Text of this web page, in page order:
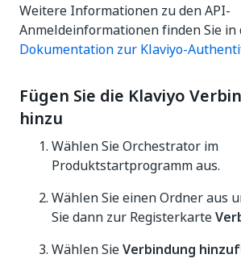
Weitere Informationen zu den API-
Anmeldeinformationen finden Sie in
Dokumentation zur Klaviyo-
Fügen Sie die Klaviyo
hinzu
Wählen Sie Orchestrator im
Produktstartprogramm aus.
Wählen Sie einen Ordner aus
Sie dann zur Registerkarte
Wählen SieVerbindung